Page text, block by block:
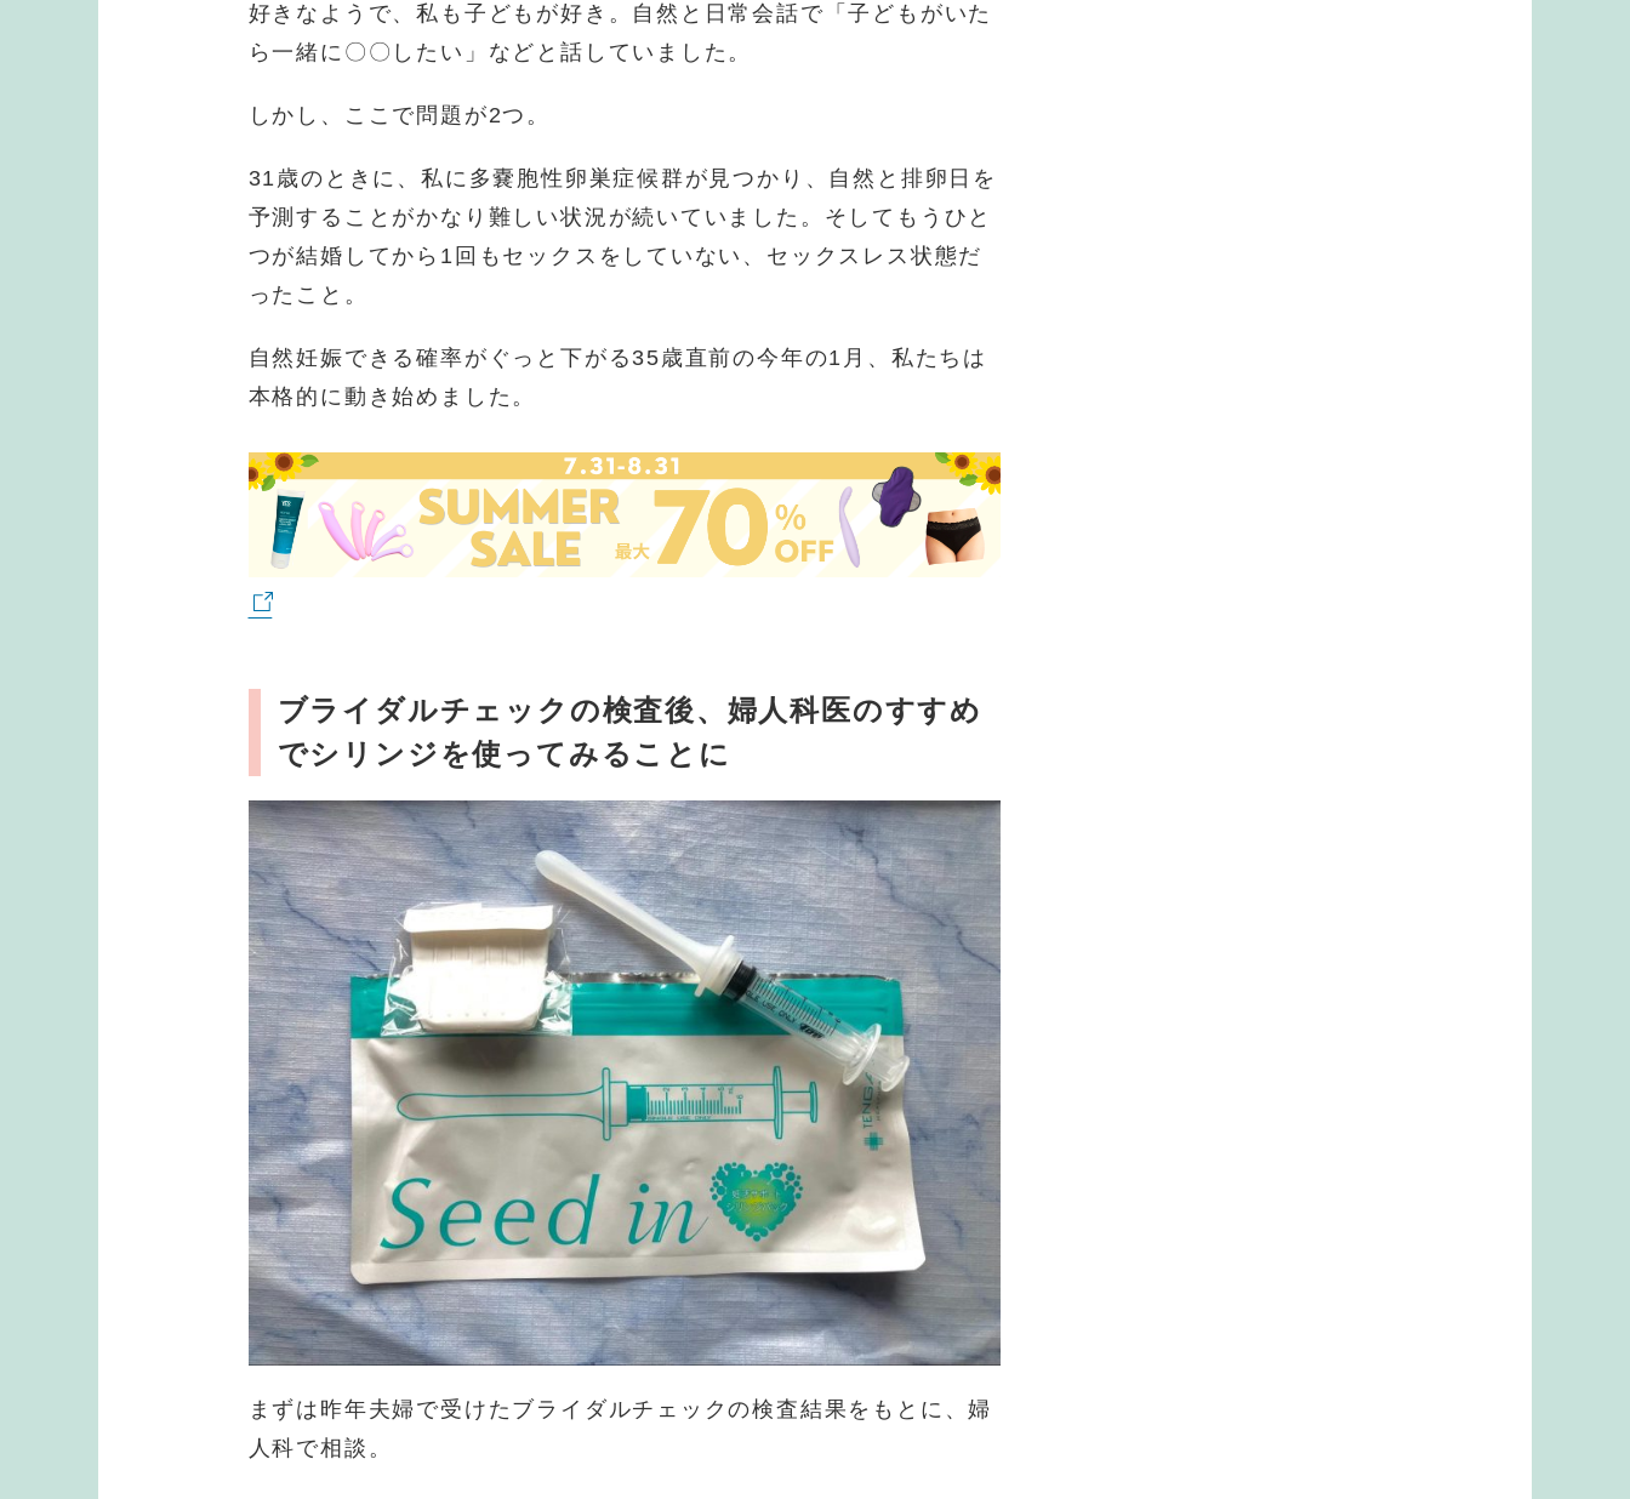
好きなようで、私も子どもが好き。自然と日常会話で「子どもがいた
ら一緒に〇〇したい」などと話していました。
しかし、ここで問題が2つ。
31歳のときに、私に多嚢胞性卵巣症候群が見つかり、自然と排卵日を
予測することがかなり難しい状況が続いていました。そしてもうひと
つが結婚してから1回もセックスをしていない、セックスレス状態だ
ったこと。
自然妊娠できる確率がぐっと下がる35歳直前の今年の1月、私たちは
本格的に動き始めました。
ブライダルチェックの検査後、婦人科医のすすめ
でシリンジを使ってみることに
まずは昨年夫婦で受けたブライダルチェックの検査結果をもとに、婦
人科で相談。